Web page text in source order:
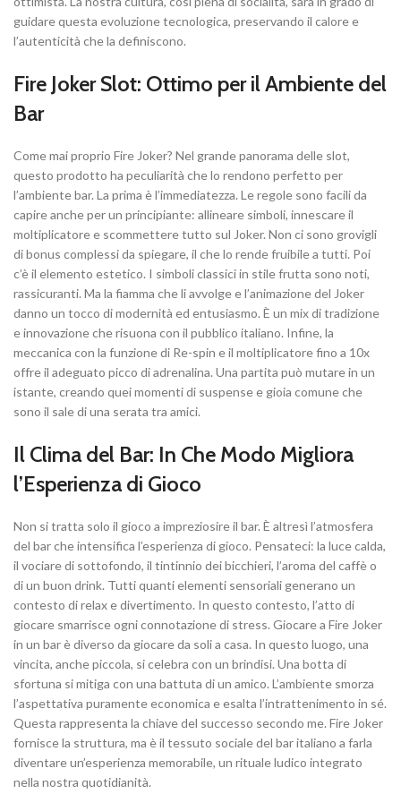
guidare questa evoluzione tecnologica, preservando il calore e
l’autenticità che la definiscono.
Fire Joker Slot: Ottimo per il Ambiente del
Bar
Come mai proprio Fire Joker? Nel grande panorama delle slot,
questo prodotto ha peculiarità che lo rendono perfetto per
l’ambiente bar. La prima è l’immediatezza. Le regole sono facili da
capire anche per un principiante: allineare simboli, innescare il
moltiplicatore e scommettere tutto sul Joker. Non ci sono grovigli
di bonus complessi da spiegare, il che lo rende fruibile a tutti. Poi
c’è il elemento estetico. I simboli classici in stile frutta sono noti,
rassicuranti. Ma la fiamma che li avvolge e l’animazione del Joker
danno un tocco di modernità ed entusiasmo. È un mix di tradizione
e innovazione che risuona con il pubblico italiano. Infine, la
meccanica con la funzione di Re-spin e il moltiplicatore fino a 10x
offre il adeguato picco di adrenalina. Una partita può mutare in un
istante, creando quei momenti di suspense e gioia comune che
sono il sale di una serata tra amici.
Il Clima del Bar: In Che Modo Migliora
l’Esperienza di Gioco
Non si tratta solo il gioco a impreziosire il bar. È altresì l’atmosfera
del bar che intensifica l’esperienza di gioco. Pensateci: la luce calda,
il vociare di sottofondo, il tintinnio dei bicchieri, l’aroma del caffè o
di un buon drink. Tutti quanti elementi sensoriali generano un
contesto di relax e divertimento. In questo contesto, l’atto di
giocare smarrisce ogni connotazione di stress. Giocare a Fire Joker
in un bar è diverso da giocare da soli a casa. In questo luogo, una
vincita, anche piccola, si celebra con un brindisi. Una botta di
sfortuna si mitiga con una battuta di un amico. L’ambiente smorza
l’aspettativa puramente economica e esalta l’intrattenimento in sé.
Questa rappresenta la chiave del successo secondo me. Fire Joker
fornisce la struttura, ma è il tessuto sociale del bar italiano a farla
diventare un’esperienza memorabile, un rituale ludico integrato
nella nostra quotidianità.